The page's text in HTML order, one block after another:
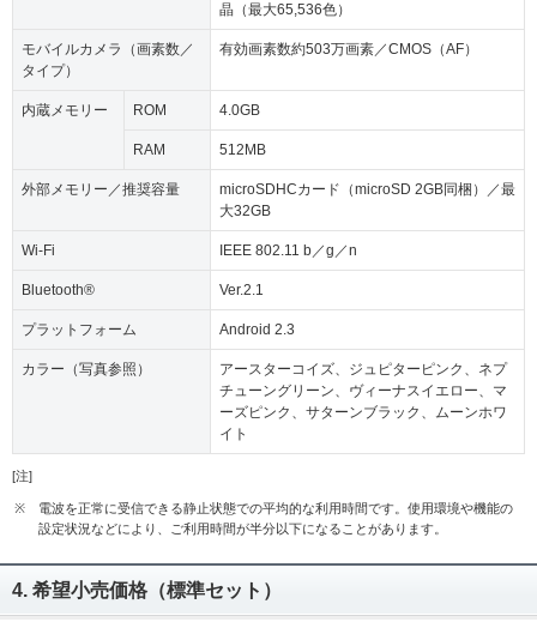
晶（最大65,536色）
モバイルカメラ（画素数／
タイプ）
有効画素数約503万画素／CMOS（AF）
内蔵メモリー ROM 4.0GB
RAM 512MB
外部メモリー／推奨容量
microSDHCカード（microSD 2GB同梱）／最
大32GB
Wi-Fi IEEE 802.11 b／g／n
Bluetooth® Ver.2.1
プラットフォーム Android 2.3
カラー（写真参照）
アースターコイズ、ジュピターピンク、ネプ
チューングリーン、ヴィーナスイエロー、マ
ーズピンク、サターンブラック、ムーンホワ
イト
[注]
※
電波を正常に受信できる静止状態での平均的な利用時間です。使用環境や機能の
設定状況などにより、ご利用時間が半分以下になることがあります。
4. 希望小売価格（標準セット）